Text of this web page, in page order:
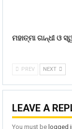
ମହାତ୍ମା ଗାନ୍ଧୀ ଓ
PREV NEXT
LEAVE A
You must be logged